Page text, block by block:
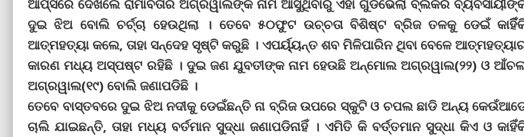
ଆପ୍ସରେ ଦେଖିଲେ ରାମାବତାର ଅଗ୍ରୱାଲଙ୍କ ନାମ ଆସୁଥିବାରୁ ଏହା ଗୁଡଭେଲା ବ୍ଲକର
ଦୁଇ ଝିଅ ବୋଲି ଚର୍ଚ୍ଚା ହେଉଥିଲା । ତେବେ ୫୦ଫୁଟ ଉଚ୍ଚତା ବିଶିଷ୍ଟ ବ୍ରିଜ ତଳକୁ ଡେଇଁ
ଆତ୍ମହତ୍ୟା କଲେ, ତାହା ସନ୍ଦେହ ସୃଷ୍ଟି କରୁଛି । ଏପର୍ୟ୍ୟନ୍ତ ଶବ ମିଳିପାରିନ ଥିବା ବେଳେ
କାରଣ ମଧ୍ୟ ଅସ୍ପଷ୍ଟ ରହିଛି । ଦୁଇ ଜଣ ଯୁବତୀଙ୍କ ନାମ ହେଉଛି ଅନ୍‌ମୋଲ ଅଗ୍ରୱାଲ(୨୨) ଓ
ଅଗ୍ରୱାଲ(୧୯) ବୋଲି ଜଣାପଡିଛି ।
ତେବେ ବାସ୍ତବରେ ଦୁଇ ଝିଅ ନଦୀକୁ ଡେଇଁଛନ୍ତି ନା ବ୍ରିଜ ଉପରେ ସ୍କୁଟି ଓ ଚପଲ ଛାଡି ଅନ୍ୟ
ଚାଲି ଯାଇଛନ୍ତି, ତାହା ମଧ୍ୟ ବର୍ତମାନ ସୁଦ୍ଧା ଜଣାପଡିନାହିଁ । ଏମିତି କି ବର୍ତ୍ତମାନ ସୁଦ୍ଧା କିଏ ଓ